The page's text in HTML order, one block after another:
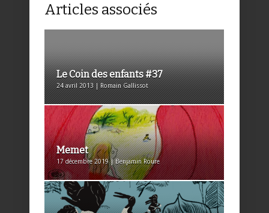
Articles associés
Le Coin des enfants #37
24 avril 2013 | Romain Gallissot
Memet
17 décembre 2019 | Benjamin Roure